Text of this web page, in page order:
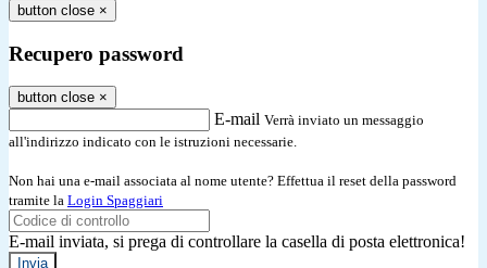
button close ×
Recupero password
button close ×
E-mail Verrà inviato un messaggio
all'indirizzo indicato con le istruzioni necessarie.
Non hai una e-mail associata al nome utente? Effettua il reset della password
tramite la Login Spaggiari
E-mail inviata, si prega di controllare la casella di posta elettronica!